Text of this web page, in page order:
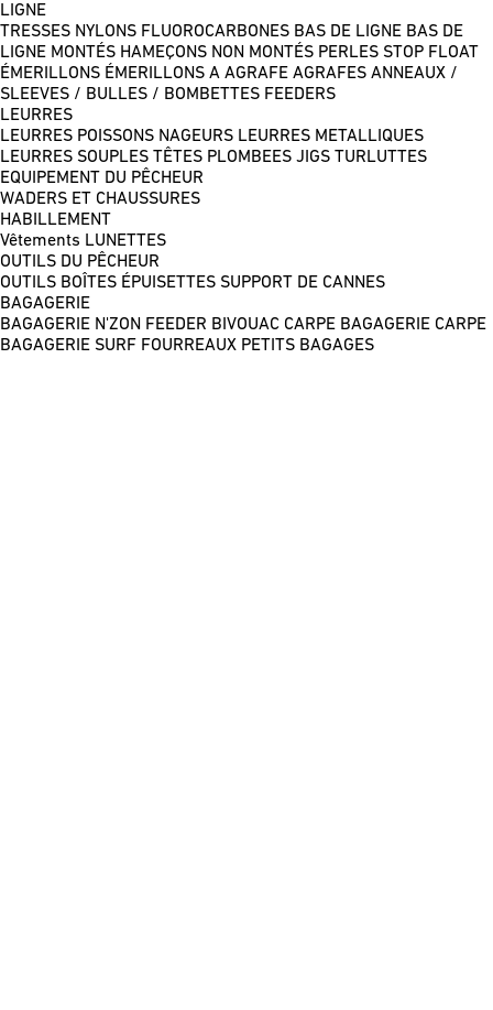
LIGNE
TRESSES NYLONS FLUOROCARBONES BAS DE LIGNE BAS DE
LIGNE MONTÉS HAMEÇONS NON MONTÉS PERLES STOP FLOAT
ÉMERILLONS ÉMERILLONS A AGRAFE AGRAFES ANNEAUX /
SLEEVES / BULLES / BOMBETTES FEEDERS
LEURRES
LEURRES POISSONS NAGEURS LEURRES METALLIQUES
LEURRES SOUPLES TÊTES PLOMBEES JIGS TURLUTTES
EQUIPEMENT DU PÊCHEUR
WADERS ET CHAUSSURES
HABILLEMENT
Vêtements LUNETTES
OUTILS DU PÊCHEUR
OUTILS BOÎTES ÉPUISETTES SUPPORT DE CANNES
BAGAGERIE
BAGAGERIE N'ZON FEEDER BIVOUAC CARPE BAGAGERIE CARPE
BAGAGERIE SURF FOURREAUX PETITS BAGAGES